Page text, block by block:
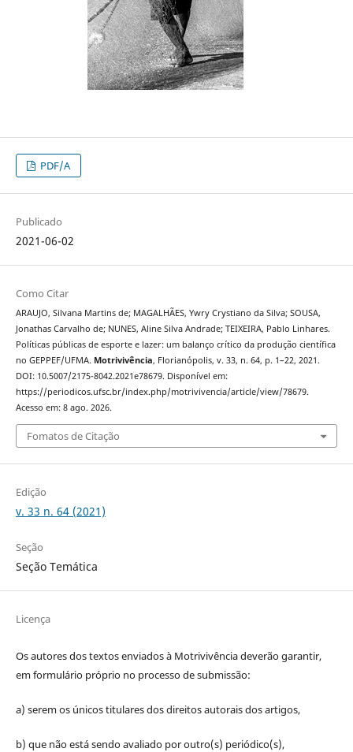
PDF/A
Publicado
2021-06-02
Como Citar
ARAUJO, Silvana Martins de; MAGALHÃES, Ywry Crystiano da Silva; SOUSA,
Jonathas Carvalho de; NUNES, Aline Silva Andrade; TEIXEIRA, Pablo Linhares.
Políticas públicas de esporte e lazer: um balanço crítico da produção científica
no GEPPEF/UFMA. Motrivivência, Florianópolis, v. 33, n. 64, p. 1–22, 2021.
DOI: 10.5007/2175-8042.2021e78679. Disponível em:
https://periodicos.ufsc.br/index.php/motrivivencia/article/view/78679.
Acesso em: 8 ago. 2026.
Fomatos de Citação
Edição
v. 33 n. 64 (2021)
Seção
Seção Temática
Licença
Os autores dos textos enviados à Motrivivência deverão garantir,
em formulário próprio no processo de submissão:
a) serem os únicos titulares dos direitos autorais dos artigos,
b) que não está sendo avaliado por outro(s) periódico(s),